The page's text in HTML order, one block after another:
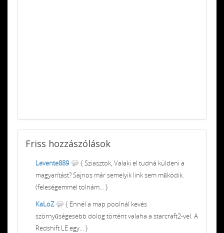
Friss hozzászólások
Levente889
{ Sziasztok, Valaki el tudná küldeni a
magyarítást? Sajnos már semelyik link sem működik.
(feleségemmel tolnám... }
KaLoZ
{ Ennél a map poolnál kevés
szörnyűségesebb dolog történt valaha a starcraft2-vel. A
Redshift LE egy... }